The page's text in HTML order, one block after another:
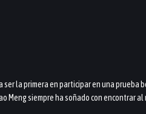
la primera en participar en una
Meng siempre ha soñado con